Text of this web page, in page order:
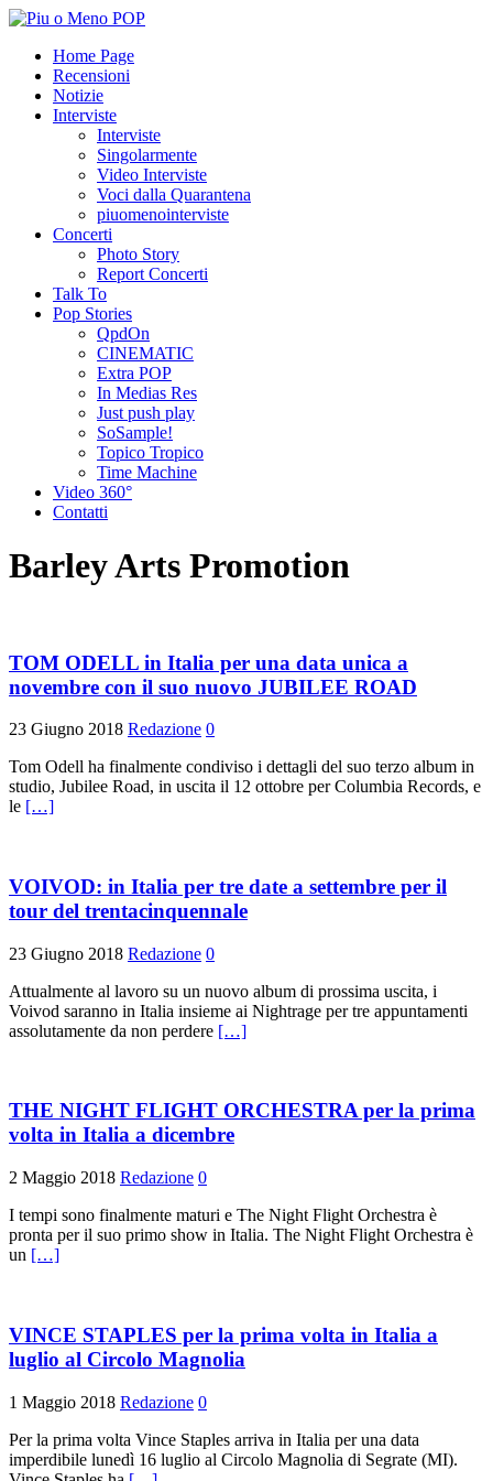
Home Page
Recensioni
Notizie
Interviste
Interviste
Singolarmente
Video Interviste
Voci dalla Quarantena
piuomenointerviste
Concerti
Photo Story
Report Concerti
Talk To
Pop Stories
QpdOn
CINEMATIC
Extra POP
In Medias Res
Just push play
SoSample!
Topico Tropico
Time Machine
Video 360°
Contatti
Barley Arts Promotion
TOM ODELL in Italia per una data unica a
novembre con il suo nuovo JUBILEE ROAD
23 Giugno 2018 Redazione 0
Tom Odell ha finalmente condiviso i dettagli del suo terzo album in
studio, Jubilee Road, in uscita il 12 ottobre per Columbia Records, e
le […]
VOIVOD: in Italia per tre date a settembre per il
tour del trentacinquennale
23 Giugno 2018 Redazione 0
Attualmente al lavoro su un nuovo album di prossima uscita, i
Voivod saranno in Italia insieme ai Nightrage per tre appuntamenti
assolutamente da non perdere […]
THE NIGHT FLIGHT ORCHESTRA per la prima
volta in Italia a dicembre
2 Maggio 2018 Redazione 0
I tempi sono finalmente maturi e The Night Flight Orchestra è
pronta per il suo primo show in Italia. The Night Flight Orchestra è
un […]
VINCE STAPLES per la prima volta in Italia a
luglio al Circolo Magnolia
1 Maggio 2018 Redazione 0
Per la prima volta Vince Staples arriva in Italia per una data
imperdibile lunedì 16 luglio al Circolo Magnolia di Segrate (MI).